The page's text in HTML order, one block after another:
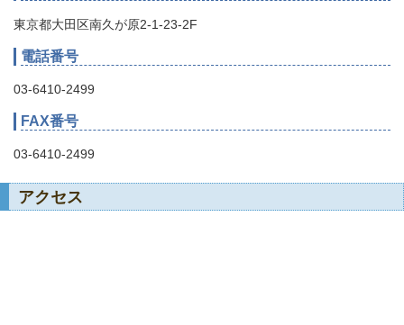
東京都大田区南久が原2-1-23-2F
電話番号
03-6410-2499
FAX番号
03-6410-2499
アクセス